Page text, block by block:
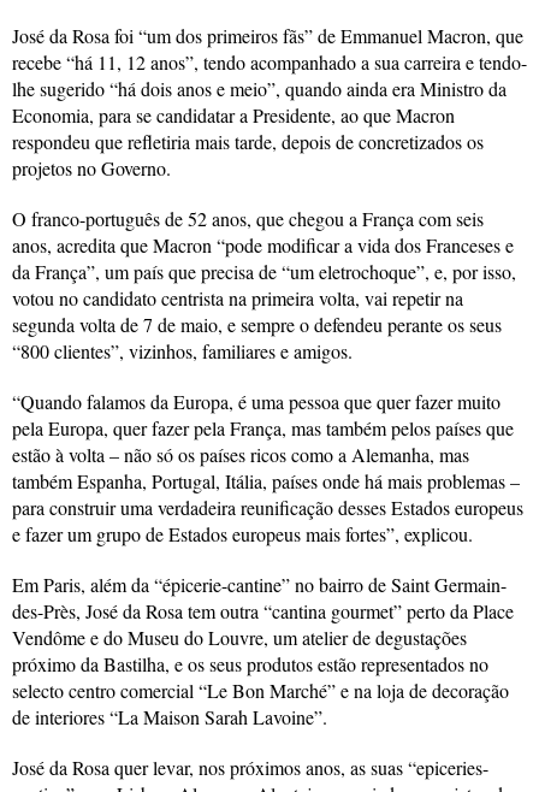
José da Rosa foi “um dos primeiros fãs” de Emmanuel Macron, que
recebe “há 11, 12 anos”, tendo acompanhado a sua carreira e tendo-
lhe sugerido “há dois anos e meio”, quando ainda era Ministro da
Economia, para se candidatar a Presidente, ao que Macron
respondeu que refletiria mais tarde, depois de concretizados os
projetos no Governo.
O franco-português de 52 anos, que chegou a França com seis
anos, acredita que Macron “pode modificar a vida dos Franceses e
da França”, um país que precisa de “um eletrochoque”, e, por isso,
votou no candidato centrista na primeira volta, vai repetir na
segunda volta de 7 de maio, e sempre o defendeu perante os seus
“800 clientes”, vizinhos, familiares e amigos.
“Quando falamos da Europa, é uma pessoa que quer fazer muito
pela Europa, quer fazer pela França, mas também pelos países que
estão à volta – não só os países ricos como a Alemanha, mas
também Espanha, Portugal, Itália, países onde há mais problemas –
para construir uma verdadeira reunificação desses Estados europeus
e fazer um grupo de Estados europeus mais fortes”, explicou.
Em Paris, além da “épicerie-cantine” no bairro de Saint Germain-
des-Près, José da Rosa tem outra “cantina gourmet” perto da Place
Vendôme e do Museu do Louvre, um atelier de degustações
próximo da Bastilha, e os seus produtos estão representados no
selecto centro comercial “Le Bon Marché” e na loja de decoração
de interiores “La Maison Sarah Lavoine”.
José da Rosa quer levar, nos próximos anos, as suas “epiceries-